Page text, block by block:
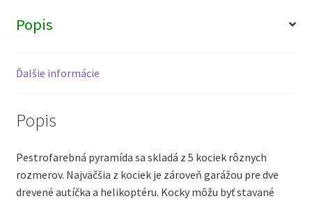
Popis
Ďalšie informácie
Popis
Pestrofarebná pyramída sa skladá z 5 kociek rôznych
rozmerov. Najväčšia z kociek je zároveň garážou pre dve
drevené autíčka a helikoptéru. Kocky môžu byť stavané